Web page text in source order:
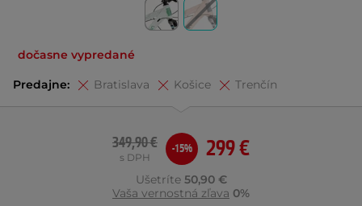
dočasne vypredané
Predajne: Bratislava Košice Trenčín
299 €
349,90 €
s DPH
-15%
Ušetríte 50,90 €
Vaša vernostná zľava 0%